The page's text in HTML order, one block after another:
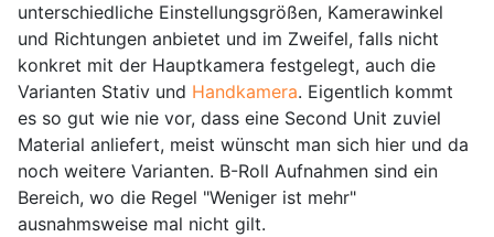
unterschiedliche Einstellungsgrößen, Kamerawinkel
und Richtungen anbietet und im Zweifel, falls nicht
konkret mit der Hauptkamera festgelegt, auch die
Varianten Stativ und Handkamera. Eigentlich kommt
es so gut wie nie vor, dass eine Second Unit zuviel
Material anliefert, meist wünscht man sich hier und da
noch weitere Varianten. B-Roll Aufnahmen sind ein
Bereich, wo die Regel "Weniger ist mehr"
ausnahmsweise mal nicht gilt.